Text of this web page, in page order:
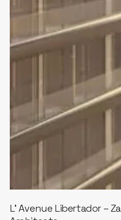
L’ Avenue Libertador –